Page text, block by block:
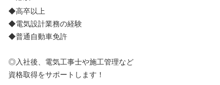
◆高卒以上
◆電気設計業務の経験
◆普通自動車免許
◎入社後、電気工事士や施工管理など
資格取得をサポートします！